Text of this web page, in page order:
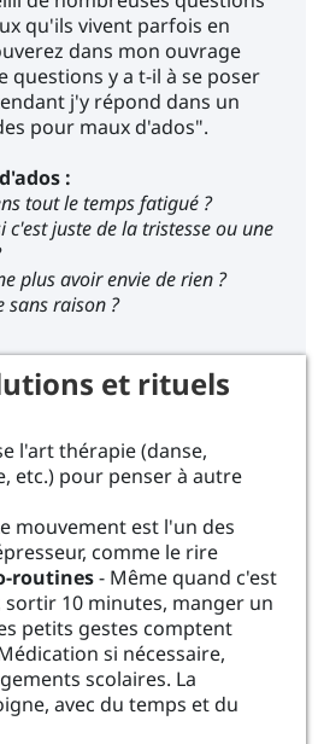
qu'ils vivent parfois en
dans mon ouvrage
questions y a t-il à se poser
j'y répond dans un
pour maux d'ados".
:
tout le temps fatigué ?
c'est juste de la tristesse ou une
plus avoir envie de rien ?
sans raison ?
et rituels
l'art thérapie (danse,
etc.) pour penser à autre
mouvement est l'un des
comme le rire
routines- Même quand c'est
sortir 10 minutes, manger un
petits gestes comptent
si nécessaire,
scolaires. La
avec du temps et du